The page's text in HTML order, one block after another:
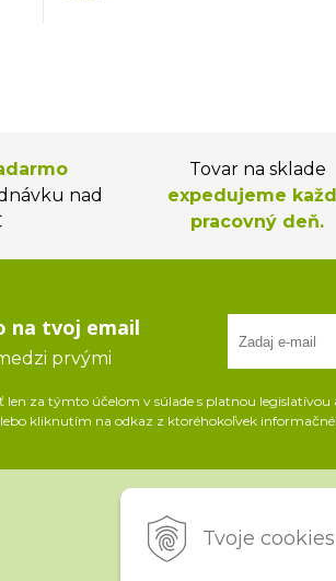
Tvoje
nad
Tovar na sklade
expedujeme
pracovný deň.
na tvoj email
prvými
len za týmto účelom v súlade s platnou
kliknutím na odkaz z ktoréhokoľvek
Všetko o nákupe
Platba a doprava